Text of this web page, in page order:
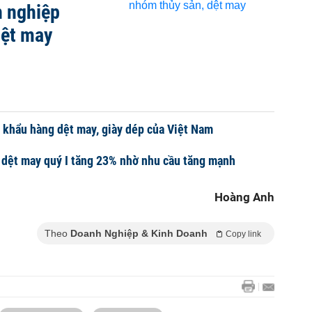
nghiệp
may
khẩu hàng dệt may, giày dép của Việt Nam
may quý I tăng 23% nhờ nhu cầu tăng mạnh
Hoàng Anh
Theo Doanh Nghiệp & Kinh Doanh Copy link